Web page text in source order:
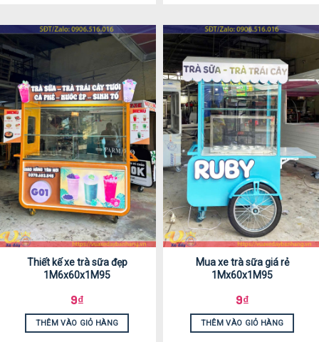
Thiết kế xe trà sữa đẹp
1M6x60x1M95
9₫
THÊM VÀO GIỎ HÀNG
Mua xe trà sữa giá rẻ
1Mx60x1M95
9₫
THÊM VÀO GIỎ HÀNG